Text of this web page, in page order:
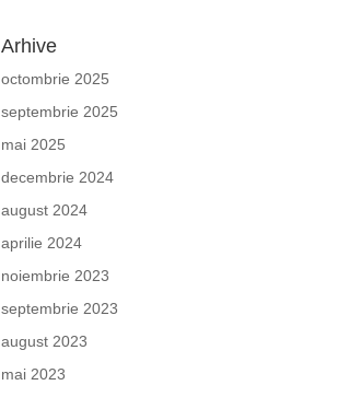
Arhive
octombrie 2025
septembrie 2025
mai 2025
decembrie 2024
august 2024
aprilie 2024
noiembrie 2023
septembrie 2023
august 2023
mai 2023